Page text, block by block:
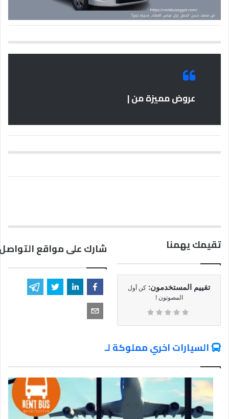
عروض مميزة من |
تقيمك يهمنا
تقييم المستخدمون: كن أول
المصوتون !
شارك على مواقع
السيارات اخري مملوكة لـ